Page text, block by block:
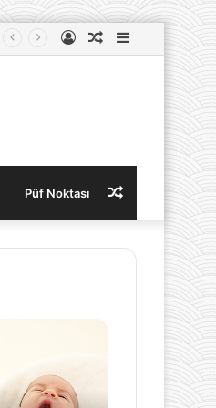
Kenar
Bölmesi
Rastgele
Kayıt
Püf Noktası Rastgele
Makale